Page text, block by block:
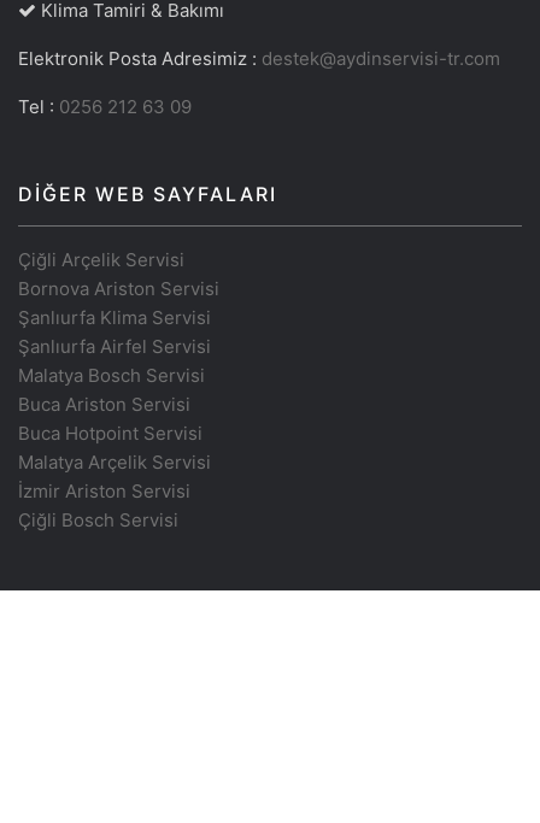
Klima Tamiri & Bakımı
Elektronik Posta Adresimiz : destek@aydinservisi-tr.com
Tel : 0256 212 63 09
DIĞER WEB SAYFALARI
Çiğli Arçelik Servisi
Bornova Ariston Servisi
Şanlıurfa Klima Servisi
Şanlıurfa Airfel Servisi
Malatya Bosch Servisi
Buca Ariston Servisi
Buca Hotpoint Servisi
Malatya Arçelik Servisi
İzmir Ariston Servisi
Çiğli Bosch Servisi